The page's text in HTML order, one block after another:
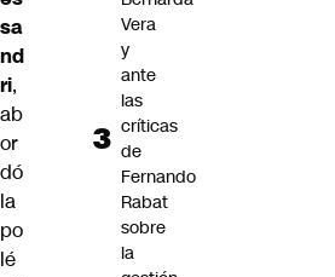
sa
nd
ri,
ab
or
dó
la
po
lé
Vera
y
ante
las
críticas
de
Fernando
Rabat
sobre
la